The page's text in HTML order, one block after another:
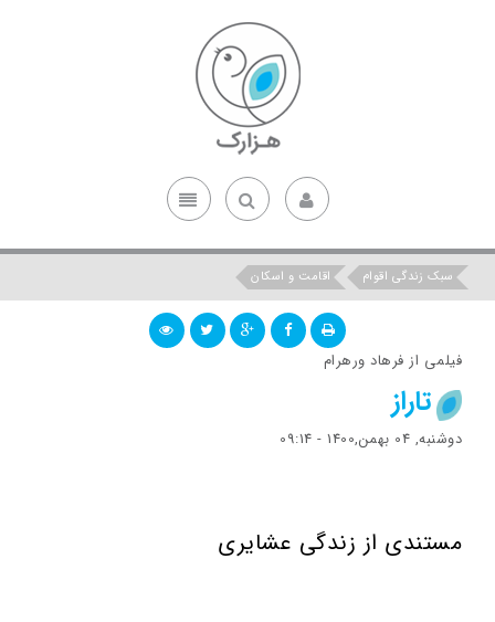
سبک زندگی اقوام اقامت و اسکان
فیلمی از فرهاد ورهرام
تاراز
دوشنبه, 04 بهمن,1400 - 09:14
مستندی از زندگی عشایری